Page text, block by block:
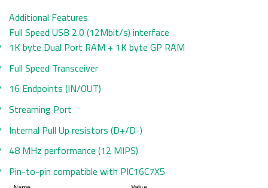
Additional Features
Full Speed USB 2.0 (12Mbit/s) interface
1K byte Dual Port RAM + 1K byte GP RAM
Full Speed Transceiver
16 Endpoints (IN/OUT)
Streaming Port
Internal Pull Up resistors (D+/D-)
48 MHz performance (12 MIPS)
Pin-to-pin compatible with PIC16C7X5